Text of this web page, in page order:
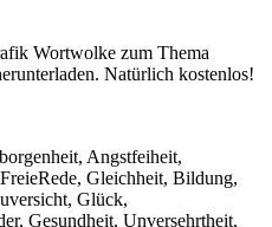
Wortwolke zum Thema
Natürlich kostenlos!
Angstfeiheit,
Gleichheit, Bildung,
Glück,
Gesundheit, Unversehrtheit,